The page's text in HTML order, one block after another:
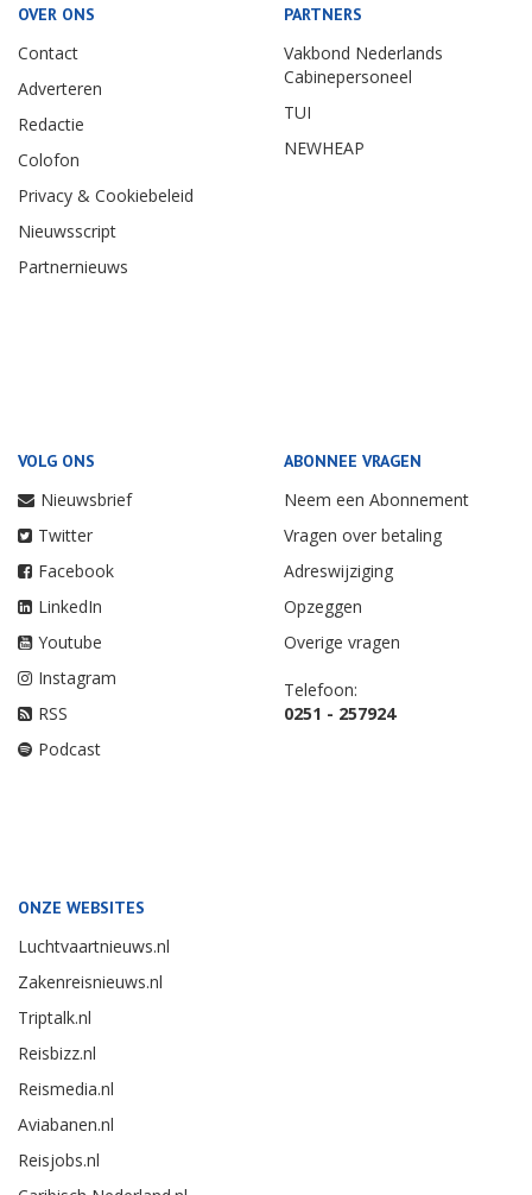
OVER ONS
Contact
Adverteren
Redactie
Colofon
Privacy & Cookiebeleid
Nieuwsscript
Partnernieuws
PARTNERS
Vakbond Nederlands
Cabinepersoneel
TUI
NEWHEAP
VOLG ONS
Nieuwsbrief
Twitter
Facebook
LinkedIn
Youtube
Instagram
RSS
Podcast
ABONNEE VRAGEN
Neem een Abonnement
Vragen over betaling
Adreswijziging
Opzeggen
Overige vragen
Telefoon:
0251 - 257924
ONZE WEBSITES
Luchtvaartnieuws.nl
Zakenreisnieuws.nl
Triptalk.nl
Reisbizz.nl
Reismedia.nl
Aviabanen.nl
Reisjobs.nl